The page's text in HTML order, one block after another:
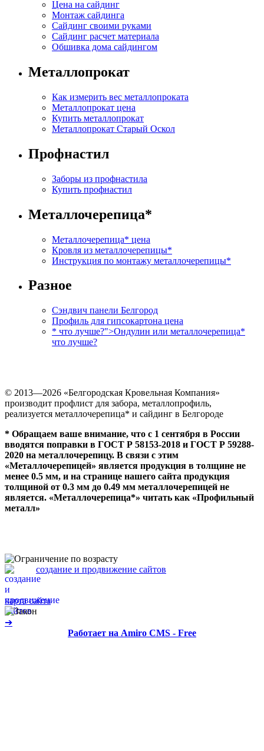
Цена на сайдинг
Монтаж сайдинга
Сайдинг своими руками
Сайдинг расчет материала
Обшивка дома сайдингом
Металлопрокат
Как измерить вес металлопроката
Металлопрокат цена
Купить металлопрокат
Металлопрокат Старый Оскол
Профнастил
Заборы из профнастила
Купить профнастил
Металлочерепица*
Металлочерепица* цена
Кровля из металлочерепицы*
Инструкция по монтажу металлочерепицы*
Разное
Сэндвич панели Белгород
Профиль для гипсокартона цена
* что лучше?">Ондулин или металлочерепица*
что лучше?
© 2013—2026 «Белгородская Кровельная Компания»
производит профлист для забора, металлопрофиль,
реализуется металлочерепица* и сайдинг в Белгороде
* Обращаем ваше внимание, что с 1 сентября в России
вводятся поправки в ГОСТ Р 58153-2018 и ГОСТ Р 59288-
2020 на металлочерепицу. В связи с этим
«Металлочерепицей» является продукция в толщине не
менее 0.5 мм, и на странице нашего сайта продукция
толщиной от 0.3 мм до 0.49 мм металлочерепицей не
является. «Металлочерепица*» читать как «Профильный
металл»
создание и продвижение сайтов
карта сайта
➔
Работает на Amiro CMS - Free